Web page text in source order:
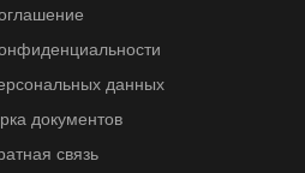
данных
документов
связь